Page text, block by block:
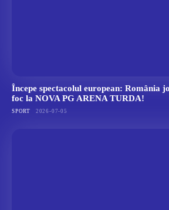
Începe spectacolul european: România
foc la NOVA PG ARENA TURDA!
SPORT 2026-07-05